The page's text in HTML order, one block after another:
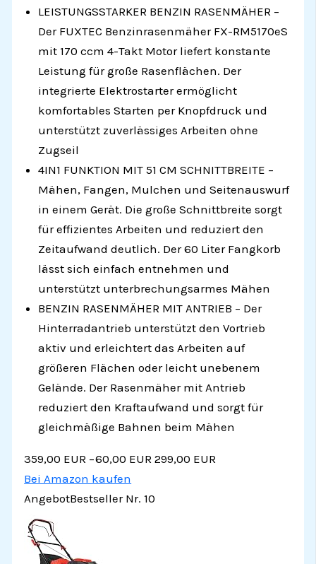
LEISTUNGSSTARKER BENZIN RASENMÄHER –
Der FUXTEC Benzinrasenmäher FX-RM5170eS
mit 170 ccm 4-Takt Motor liefert konstante
Leistung für große Rasenflächen. Der
integrierte Elektrostarter ermöglicht
komfortables Starten per Knopfdruck und
unterstützt zuverlässiges Arbeiten ohne
Zugseil
4IN1 FUNKTION MIT 51 CM SCHNITTBREITE –
Mähen, Fangen, Mulchen und Seitenauswurf
in einem Gerät. Die große Schnittbreite sorgt
für effizientes Arbeiten und reduziert den
Zeitaufwand deutlich. Der 60 Liter Fangkorb
lässt sich einfach entnehmen und
unterstützt unterbrechungsarmes Mähen
BENZIN RASENMÄHER MIT ANTRIEB – Der
Hinterradantrieb unterstützt den Vortrieb
aktiv und erleichtert das Arbeiten auf
größeren Flächen oder leicht unebenem
Gelände. Der Rasenmäher mit Antrieb
reduziert den Kraftaufwand und sorgt für
gleichmäßige Bahnen beim Mähen
359,00 EUR −60,00 EUR 299,00 EUR
Bei Amazon kaufen
AngebotBestseller Nr. 10